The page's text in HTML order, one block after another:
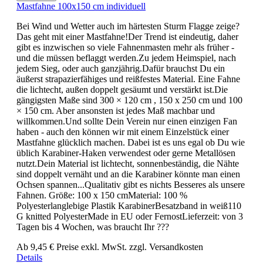
Mastfahne 100x150 cm individuell
Bei Wind und Wetter auch im härtesten Sturm Flagge zeige?
Das geht mit einer Mastfahne!Der Trend ist eindeutig, daher
gibt es inzwischen so viele Fahnenmasten mehr als früher -
und die müssen beflaggt werden.Zu jedem Heimspiel, nach
jedem Sieg, oder auch ganzjährig.Dafür brauchst Du ein
äußerst strapazierfähiges und reißfestes Material. Eine Fahne
die lichtecht, außen doppelt gesäumt und verstärkt ist.Die
gängigsten Maße sind 300 × 120 cm , 150 x 250 cm und 100
× 150 cm. Aber ansonsten ist jedes Maß machbar und
willkommen.Und sollte Dein Verein nur einen einzigen Fan
haben - auch den können wir mit einem Einzelstück einer
Mastfahne glücklich machen. Dabei ist es uns egal ob Du wie
üblich Karabiner-Haken verwendest oder gerne Metallösen
nutzt.Dein Material ist lichtecht, sonnenbeständig, die Nähte
sind doppelt vernäht und an die Karabiner könnte man einen
Ochsen spannen...Qualitativ gibt es nichts Besseres als unsere
Fahnen. Größe: 100 x 150 cmMaterial: 100 %
Polyesterlanglebige Plastik KarabinerBesatzband in weiß110
G knitted PolyesterMade in EU oder FernostLieferzeit: von 3
Tagen bis 4 Wochen, was braucht Ihr ???
Ab 9,45 € Preise exkl. MwSt. zzgl. Versandkosten
Details